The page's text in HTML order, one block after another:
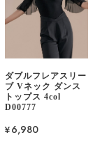
ダブルフレアスリー
ブ Vネック ダンス
トップス 4col
D00777
¥6,980